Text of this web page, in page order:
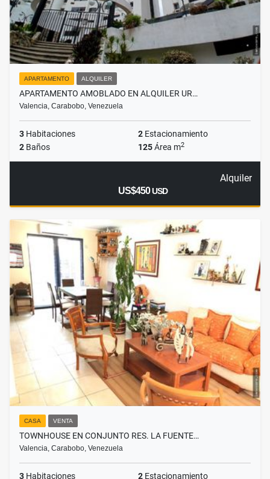
APARTAMENTO ALQUILER
APARTAMENTO AMOBLADO EN ALQUILER UR…
Valencia, Carabobo, Venezuela
3 Habitaciones 2 Estacionamiento
2 Baños 125Área m2
Alquiler
US$450USD
CASA VENTA
TOWNHOUSE EN CONJUNTO RES. LA FUENTE…
Valencia, Carabobo, Venezuela
3 Habitaciones 2 Estacionamiento